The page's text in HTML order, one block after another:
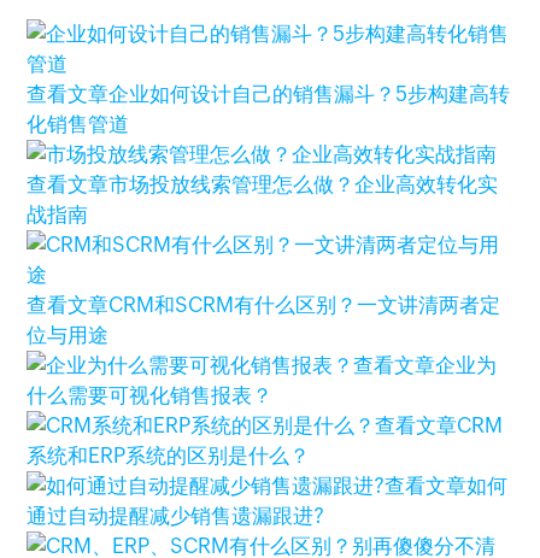
查看文章企业如何设计自己的销售漏斗？5步构建高转
化销售管道
查看文章市场投放线索管理怎么做？企业高效转化实
战指南
查看文章CRM和SCRM有什么区别？一文讲清两者定
位与用途
查看文章企业为
什么需要可视化销售报表？
查看文章CRM
系统和ERP系统的区别是什么？
查看文章如何
通过自动提醒减少销售遗漏跟进?